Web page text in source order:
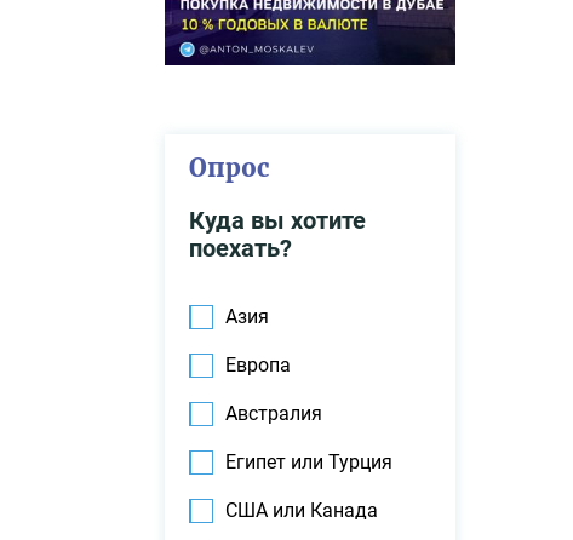
Опрос
Куда вы хотите
поехать?
Азия
Европа
Австралия
Египет или Турция
США или Канада